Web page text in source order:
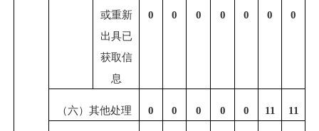
或重新
出具已
获取信
息
0 0 0 0 0 0 0
（六）其他处理 0 0 0 0 0 11 11